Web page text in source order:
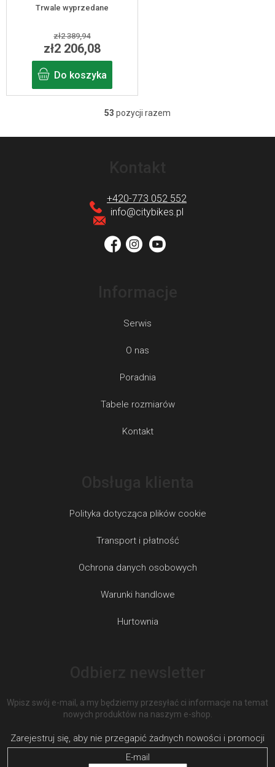
Trwale wyprzedane
zł2 389,94
zł2 206,08
Do koszyka
K
o
r
o
k
i
t
y
53 pozycji razem
info@citybikes.pl
+420-773 052 552
Serwis
O nas
Poradnia
Tabele rozmiarów
Kontakt
Polityka dotycząca plików cookie
Transport i płatność
Ochrona danych osobowych
Warunki handlowe
Hurtownia
Wpisz swój e-mail, a my będziemy przesyłać ci informacje na temat
nowych produktów na naszym e-shop.
E-mail